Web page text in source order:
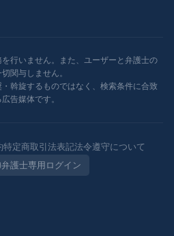
行いません。また、ユーザーと弁護士の
関与しません。
斡旋するものではなく、検索条件に合致
告媒体です。
特定商取引法表記法令遵守について
弁護士専用ログイン